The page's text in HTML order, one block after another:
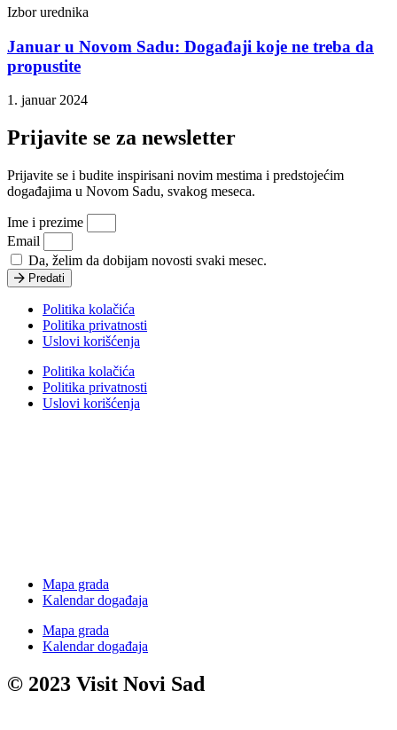
Izbor urednika
Januar u Novom Sadu: Događaji koje ne treba da
propustite
1. januar 2024
Prijavite se za newsletter
Prijavite se i budite inspirisani novim mestima i predstojećim
događajima u Novom Sadu, svakog meseca.
Ime i prezime
Email
Da, želim da dobijam novosti svaki mesec.
Predati
Politika kolačića
Politika privatnosti
Uslovi korišćenja
Politika kolačića
Politika privatnosti
Uslovi korišćenja
Mapa grada
Kalendar događaja
Mapa grada
Kalendar događaja
© 2023 Visit Novi Sad